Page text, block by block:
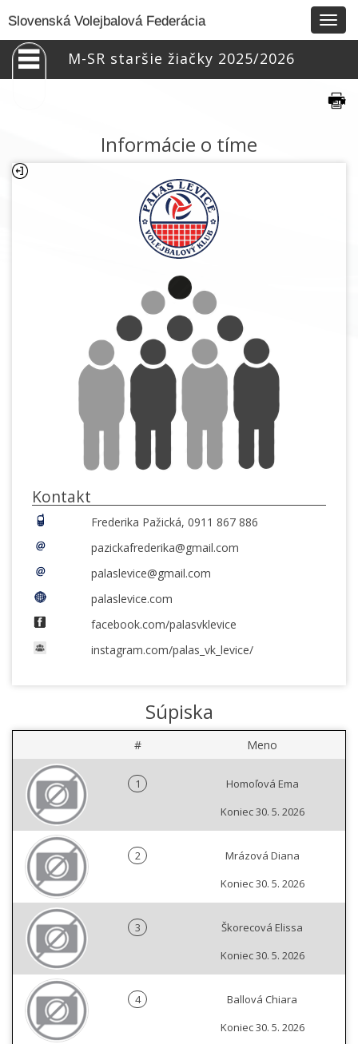
Slovenská Volejbalová Federácia
M-SR staršie žiačky 2025/2026
Informácie o tíme
Kontakt
Frederika Pažická, 0911 867 886
pazickafrederika@gmail.com
palaslevice@gmail.com
palaslevice.com
facebook.com/palasvklevice
instagram.com/palas_vk_levice/
Súpiska
# Meno
1
Homoľová Ema
Koniec 30. 5. 2026
2
Mrázová Diana
Koniec 30. 5. 2026
3
Škorecová Elissa
Koniec 30. 5. 2026
4
Ballová Chiara
Koniec 30. 5. 2026